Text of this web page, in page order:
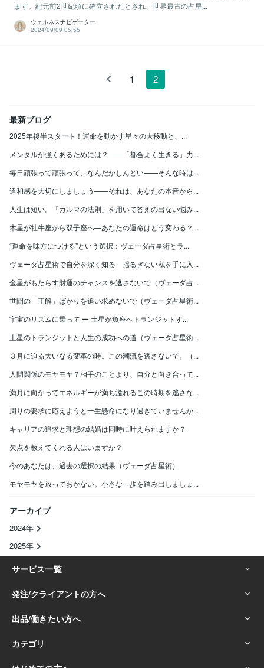
ます。紀元前2世紀頃に確立されたとされ、世界最古の占星...
ウェルネスナビゲーター
2024/09/09 05:55
1 2
最新ブログ
2025年後半スタート！運命を動かす星々の大移動と、...
メンタルが強くあるためには？——「都合よく生きる」力...
毎日頑張って頑張って、なんだかしんどい——そんな時は...
違和感を大切にしましょう——それは、あなたの本音から...
人生は短い。「カルマの法則」を用いて答えの出ない悩み...
木星が牡牛座から双子座へ—あなたの運命はどう変わる？...
“運命を味方につける”という選択：ヴェーダ占星術とラ...
ヴェーダ占星術で自分を深く知る—揺るぎない私を手に入...
金星がもたらす財運のチャンスを逃さないで（ヴェーダ占...
世間の「正解」ばかりを追い求めないで（ヴェーダ占星術...
宇宙のリズムに乗って ー 土星が魚座へトランジットす...
土星のトランジットと人生の成功への道（ヴェーダ占星術...
３月に迫る大いなる変革の時。この潮流を逃さないで。（...
人間関係のモヤモヤ？相手のことより、自分と向き合って...
満月に向かってエネルギーが満ち溢れるこの時期を逃さな...
周りの要求に応えようと一生懸命になり過ぎていませんか...
キャリアの追求と理想の結婚は同時に叶えられますか？
欠点を教えてくれる人はいますか？
今のあなたは、過去の選択の結果（ヴェーダ占星術）
モヤモヤを放っておかない。小さな一歩を踏み出しましょ...
アーカイブ
2024年
2025年